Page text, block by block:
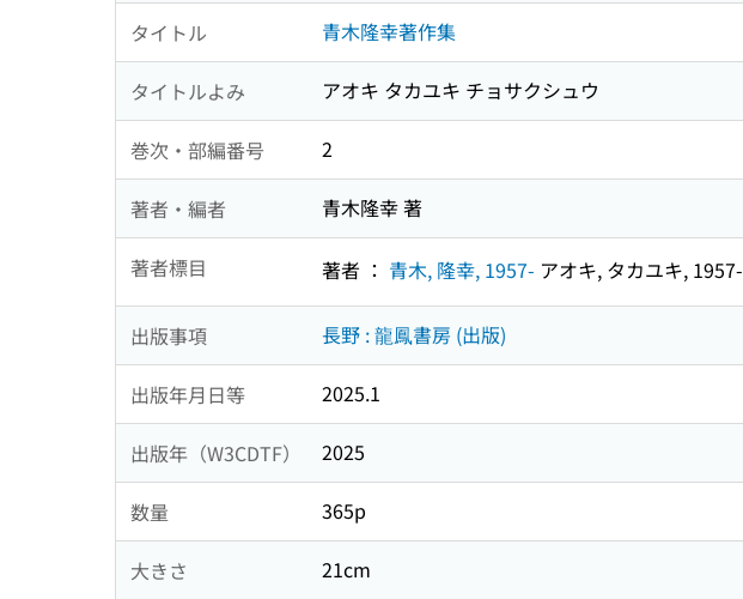
タイトル 青木隆幸著作集
タイトルよみ アオキ タカユキ チョサクシュウ
巻次・部編番号 2
著者・編者 青木隆幸 著
著者標目 著者 ： 青木, 隆幸, 1957- アオキ, タカユキ, 1957-
出版事項 長野 : 龍鳳書房 (出版)
出版年月日等 2025.1
出版年（W3CDTF） 2025
数量 365p
大きさ 21cm